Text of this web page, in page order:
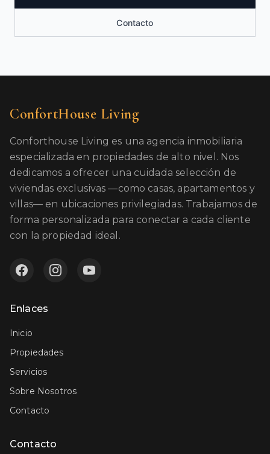
Contacto
ConfortHouse Living
Conforthouse Living es una agencia inmobiliaria
especializada en propiedades de alto nivel. Nos
dedicamos a ofrecer una cuidada selección de
viviendas exclusivas —como casas, apartamentos y
villas— en ubicaciones privilegiadas. Trabajamos de
forma personalizada para conectar a cada cliente
con la propiedad ideal.
Enlaces
Inicio
Propiedades
Servicios
Sobre Nosotros
Contacto
Contacto